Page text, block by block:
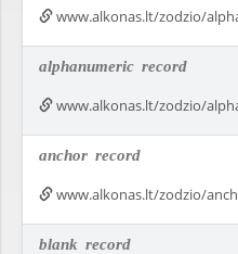
www.alkonas.lt/zodzio/
alphanumeric record
www.alkonas.lt/zodzio/
anchor record
www.alkonas.lt/zodzio/
blank record